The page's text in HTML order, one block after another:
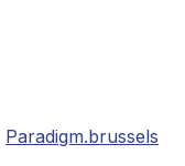
Paradigm.brussels